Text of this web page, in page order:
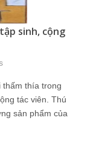
sinh, cộng
thấm thía trong
tác viên. Thú
sản phẩm của